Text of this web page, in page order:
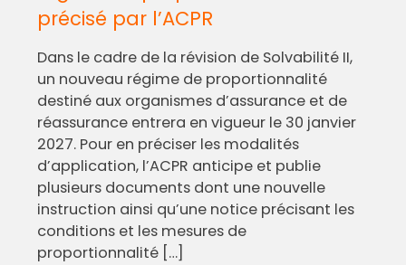
précisé par l’ACPR
Dans le cadre de la révision de Solvabilité II,
un nouveau régime de proportionnalité
destiné aux organismes d’assurance et de
réassurance entrera en vigueur le 30 janvier
2027. Pour en préciser les modalités
d’application, l’ACPR anticipe et publie
plusieurs documents dont une nouvelle
instruction ainsi qu’une notice précisant les
conditions et les mesures de
proportionnalité […]